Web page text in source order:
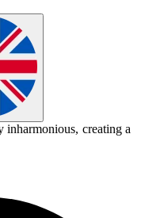
inharmonious, creating a